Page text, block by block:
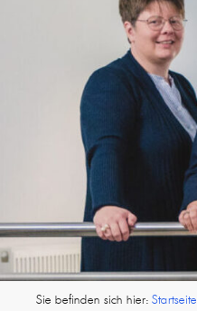
Sie befinden sich hier:Startseite